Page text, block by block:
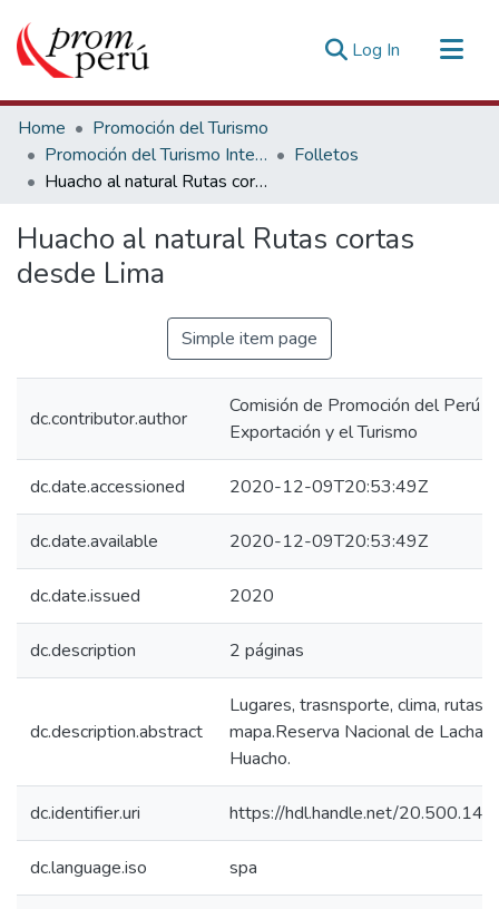
Log In (current)
Communities & Collections
All of DSpace
Statistics
Home
Promoción del Turismo
Promoción del Turismo Interno
Folletos
Huacho al natural Rutas cortas desde Lima
Huacho al natural Rutas cortas
desde Lima
Simple item page
dc.contributor.author
Comisión de Promoción del Perú
Exportación y el Turismo
dc.date.accessioned 2020-12-09T20:53:49Z
dc.date.available 2020-12-09T20:53:49Z
dc.date.issued 2020
dc.description 2 páginas
dc.description.abstract
Lugares, trasnsporte, clima, rutas y
mapa.Reserva Nacional de Lachay
Huacho.
dc.identifier.uri https://hdl.handle.net/
dc.language.iso spa